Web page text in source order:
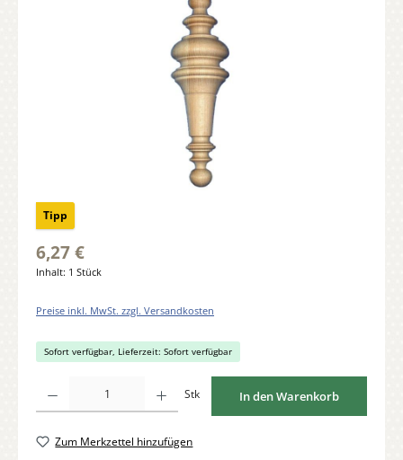
Tipp
6,27 €
Inhalt: 1 Stück
Preise inkl. MwSt. zzgl. Versandkosten
Sofort verfügbar, Lieferzeit: Sofort verfügbar
Stk In den Warenkorb
Zum Merkzettel hinzufügen